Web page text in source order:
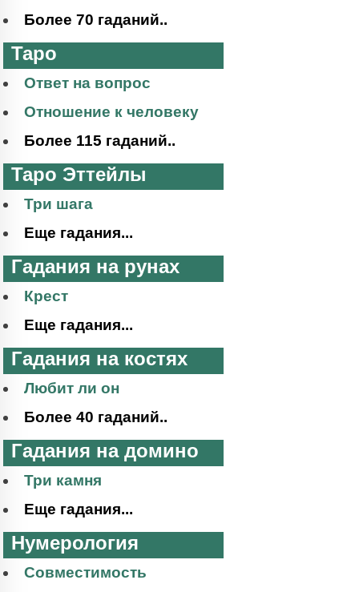
Более 70 гаданий..
Таро
Ответ на вопрос
Отношение к человеку
Более 115 гаданий..
Таро Эттейлы
Три шага
Еще гадания...
Гадания на рунах
Крест
Еще гадания...
Гадания на костях
Любит ли он
Более 40 гаданий..
Гадания на домино
Три камня
Еще гадания...
Нумерология
Совместимость